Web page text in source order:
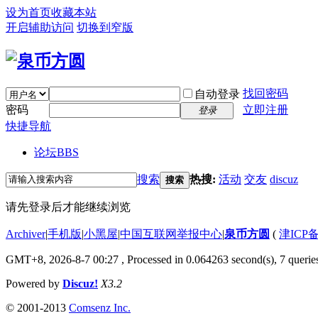
设为首页收藏本站
开启辅助访问 切换到窄版
自动登录 找回密码
密码
登录
立即注册
快捷导航
论坛BBS
搜索 搜索 热搜: 活动 交友 discuz
请先登录后才能继续浏览
Archiver|手机版|小黑屋|中国互联网举报中心|泉币方圆 ( 津ICP
GMT+8, 2026-8-7 00:27 , Processed in 0.064263 second(s), 7
Powered by Discuz! X3.2
© 2001-2013 Comsenz Inc.